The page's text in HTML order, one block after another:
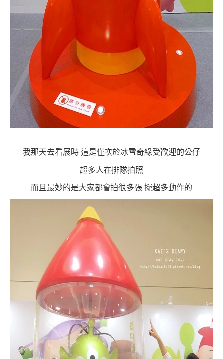
我那天去看展時 這是僅次於冰雪奇緣受歡迎的公仔
超多人在排隊拍照
而且最妙的是大家都會拍很多張 擺超多動作的